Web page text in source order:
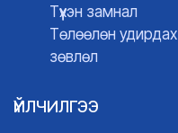
Түүхэн замнал
Төлөөлөн удирдах
зөвлөл
ҮЙЛЧИЛГЭЭ